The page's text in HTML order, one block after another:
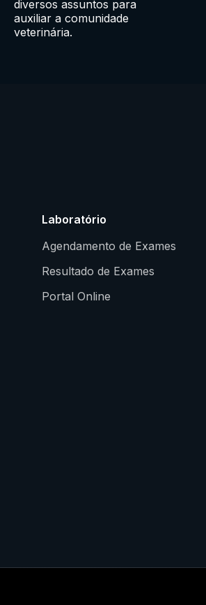
diversos assuntos para
auxiliar a comunidade
veterinária.
Laboratório
Agendamento de Exames
Resultado de Exames
Portal Online